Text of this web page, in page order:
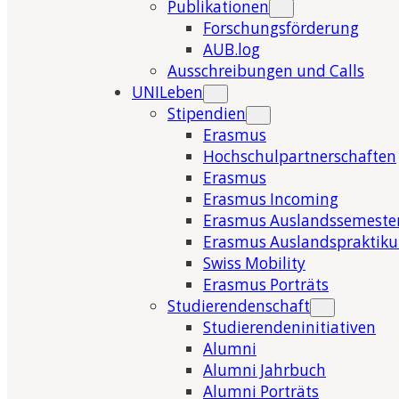
Publikationen
Forschungsförderung
AUB.log
Ausschreibungen und Calls
UNILeben
Stipendien
Erasmus
Hochschulpartnerschaften
Erasmus
Erasmus Incoming
Erasmus
Erasmus
Swiss Mobility
Erasmus Porträts
Studierendenschaft
Studierendeninitiativen
Alumni
Alumni Jahrbuch
Alumni Porträts